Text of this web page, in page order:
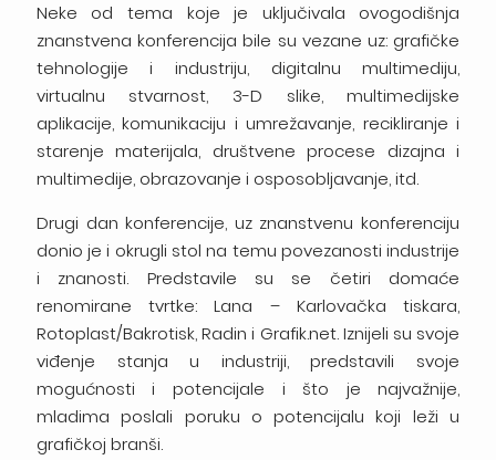
Neke od tema koje je uključivala ovogodišnja
znanstvena konferencija bile su vezane uz: grafičke
tehnologije i industriju, digitalnu multimediju,
virtualnu stvarnost, 3-D slike, multimedijske
aplikacije, komunikaciju i umrežavanje, recikliranje i
starenje materijala, društvene procese dizajna i
multimedije, obrazovanje i osposobljavanje, itd.
Drugi dan konferencije, uz znanstvenu konferenciju
donio je i okrugli stol na temu povezanosti industrije
i znanosti. Predstavile su se četiri domaće
renomirane tvrtke: Lana – Karlovačka tiskara,
Rotoplast/Bakrotisk, Radin i Grafik.net. Iznijeli su svoje
viđenje stanja u industriji, predstavili svoje
mogućnosti i potencijale i što je najvažnije,
mladima poslali poruku o potencijalu koji leži u
grafičkoj branši.